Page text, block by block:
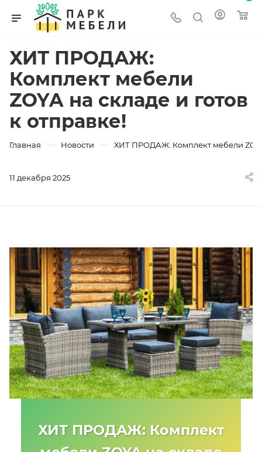
ХИТ ПРОДАЖ:
Комплект мебели
ZOYA на складе и готов
к отправке!
Главная — Новости — ХИТ ПРОДАЖ: Комплект мебели
11 декабря 2025
ХИТ ПРОДАЖ: Комплект